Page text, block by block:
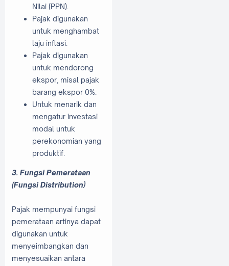
Nilai (PPN).
Pajak digunakan
untuk menghambat
laju inflasi.
Pajak digunakan
untuk mendorong
ekspor, misal pajak
barang ekspor 0%.
Untuk menarik dan
mengatur investasi
modal untuk
perekonomian yang
produktif.
3. Fungsi Pemerataan
(Fungsi Distribution)
Pajak mempunyai fungsi
pemerataan artinya dapat
digunakan untuk
menyeimbangkan dan
menyesuaikan antara